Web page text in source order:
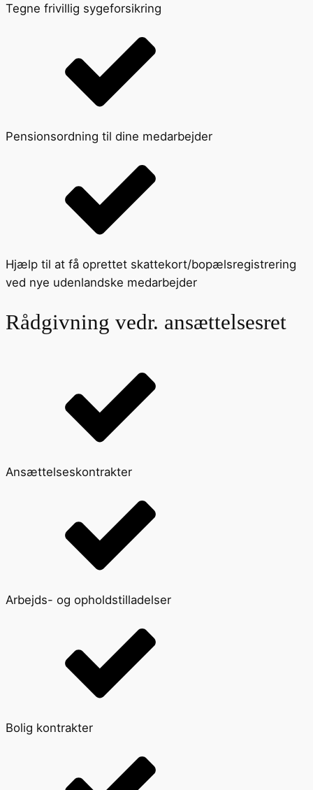
Tegne frivillig sygeforsikring
Pensionsordning til dine medarbejder
Hjælp til at få oprettet skattekort/bopælsregistrering
ved nye udenlandske medarbejder
Rådgivning vedr. ansættelsesret
Ansættelseskontrakter
Arbejds- og opholdstilladelser
Bolig kontrakter